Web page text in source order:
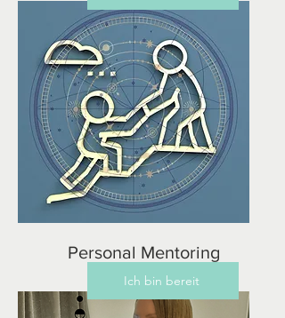
Personal Mentoring
Ich bin bereit